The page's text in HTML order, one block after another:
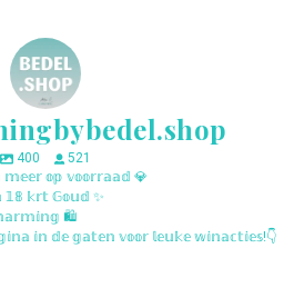
400
521
𝕠𝕡 𝕧𝕠𝕠𝕣𝕣𝕒𝕒𝕕 💎
𝟙𝟠 𝕜𝕣𝕥 𝔾𝕠𝕦𝕕 ✨
🛍️
𝕚𝕟 𝕕𝕖 𝕘𝕒𝕥𝕖𝕟 𝕧𝕠𝕠𝕣 𝕝𝕖𝕦𝕜𝕖 𝕨𝕚𝕟𝕒𝕔𝕥𝕚𝕖𝕤!👇